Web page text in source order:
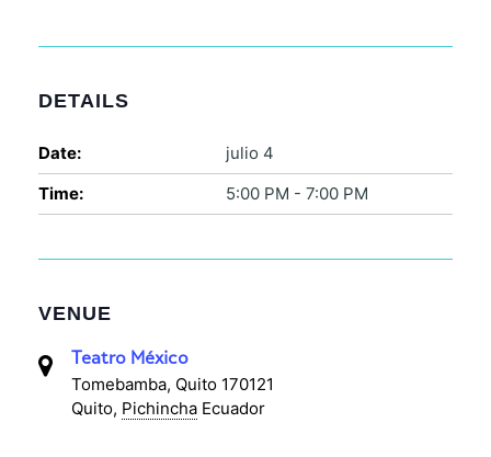
DETAILS
Date:
julio 4
Time:
5:00 PM - 7:00 PM
VENUE
Teatro México
Tomebamba, Quito 170121
Quito, Pichincha Ecuador